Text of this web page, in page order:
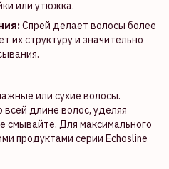
или утюжка.
Спрей делает волосы более
их структуру и значительно
или сухие волосы.
длине волос, уделяя
смывайте. Для максимального
продуктами серии Echosline